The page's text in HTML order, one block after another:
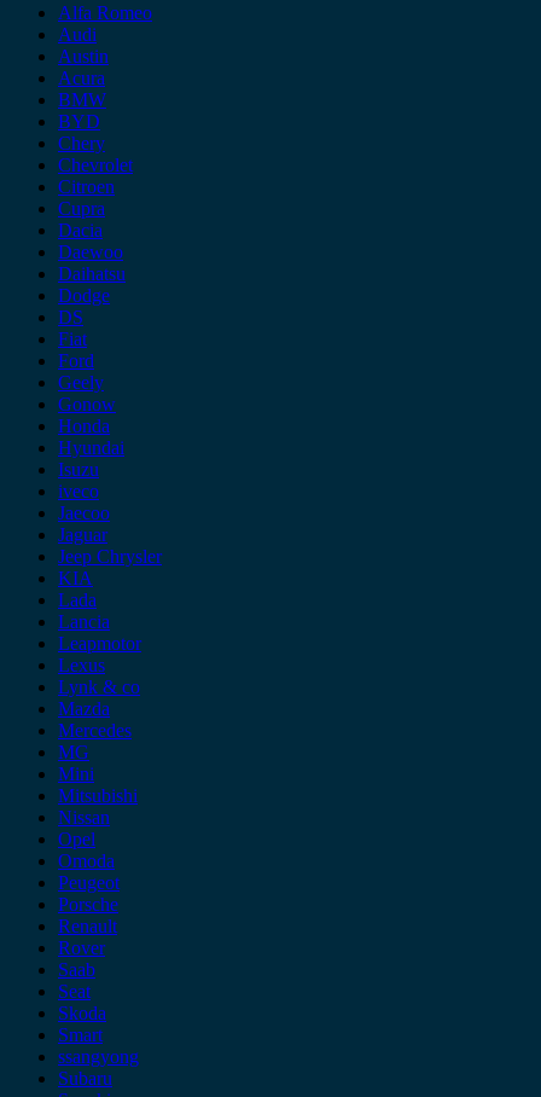
Alfa Romeo
Audi
Austin
Acura
BMW
BYD
Chery
Chevrolet
Citroen
Cupra
Dacia
Daewoo
Daihatsu
Dodge
DS
Fiat
Ford
Geely
Gonow
Honda
Hyundai
Isuzu
iveco
Jaecoo
Jaguar
Jeep Chrysler
KIA
Lada
Lancia
Leapmotor
Lexus
Lynk & co
Mazda
Mercedes
MG
Mini
Mitsubishi
Nissan
Opel
Omoda
Peugeot
Porsche
Renault
Rover
Saab
Seat
Skoda
Smart
ssangyong
Subaru